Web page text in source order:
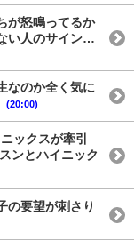
が怒鳴ってるか
い人のサイン…
なのか全く気に
(20:00)
ックスが牽引
ンとハイニック
の要望が刺さり